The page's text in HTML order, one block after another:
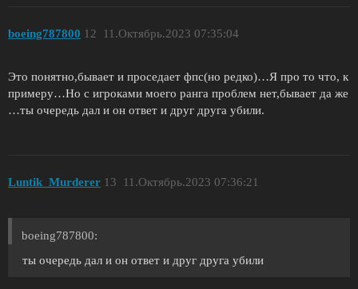
boeing787800 11.Октябрь.2023 07:35:04
12
Это понятно,бывает и проседает фпс(но редко)…Я про то что, к
примеру…Но с игроками моего ранга проблем нет,бывает да же
…ты очередь дал и он ответ и друг друга убили.
Luntik_Murderer 11.Октябрь.2023 07:36:21
13
boeing787800:
ты очередь дал и он ответ и друг друга убили